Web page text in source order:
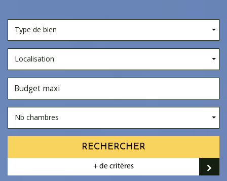
Type de bien
Localisation
Nb chambres
RECHERCHER
+ de critères